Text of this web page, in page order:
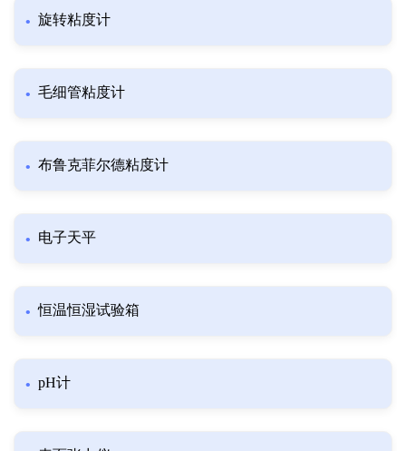
旋转粘度计
毛细管粘度计
布鲁克菲尔德粘度计
电子天平
恒温恒湿试验箱
pH计